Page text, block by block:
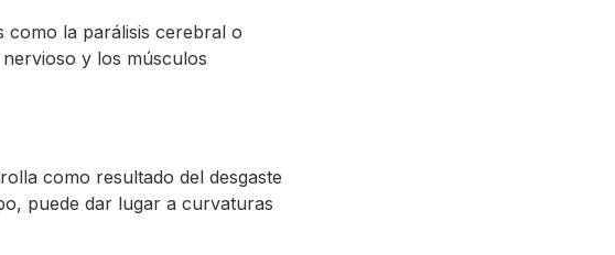
como la parálisis cerebral o
y los músculos
como resultado del desgaste
puede dar lugar a curvaturas